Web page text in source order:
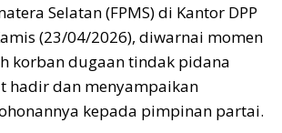
Selatan (FPMS) di Kantor DPP
(23/04/2026), diwarnai momen
korban dugaan tindak pidana
hadir dan menyampaikan
kepada pimpinan partai.